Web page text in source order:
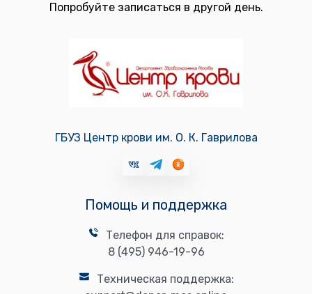
Попробуйте записаться в другой день.
ГБУЗ Центр крови им. О. К. Гаврилова
Помощь и поддержка
Телефон для справок:
8 (495) 946-19-96
Техническая поддержка: